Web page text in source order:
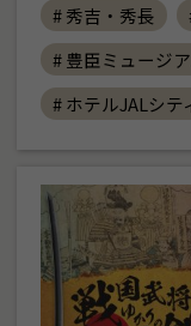
# 秀吉・秀長
# 豊臣ミュージ
# ホテルJALシテ